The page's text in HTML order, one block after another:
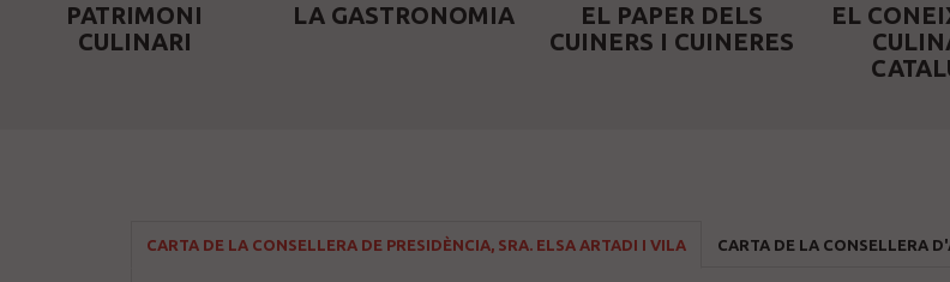
PATRIMONI
CULINARI
LA GASTRONOMIA
EL PAPER DELS
CUINERS I CUINERES
EL
CARTA DE LA CONSELLERA DE PRESIDÈNCIA, SRA. ELSA ARTADI I VILA CARTA DE LA CONSELLERA